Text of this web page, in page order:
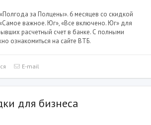
за Полцены». 6 месяцев со скидкой
«Самое важное. Юг», «Все включено. Юг» для
расчетный счет в банке. С полными
ознакомиться на сайте ВТБ.
E-mail
для бизнеса